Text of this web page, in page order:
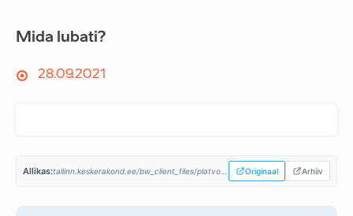
Mida lubati?
28.09.2021
Allikas: Originaal Arhiiv